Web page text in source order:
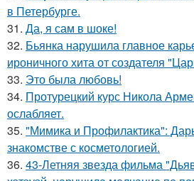
в Петербурге.
31. Да, я сам в шоке!
32. Бьянка нарушила главное
ироничного хита от создателя
33. Это была любовь!
34. Протурецкий курс Никола
ослабляет.
35. "Мимика и Профилактика":
знакомстве с косметологией.
36. 43-Летняя звезда фильма